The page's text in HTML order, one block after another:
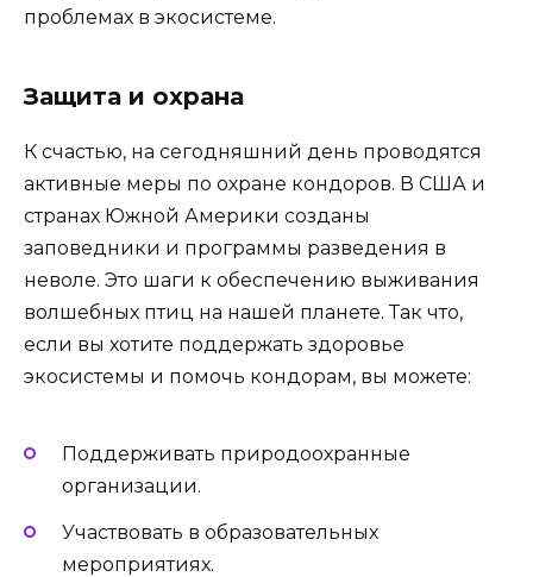
проблемах в экосистеме.
Защита и охрана
К счастью, на сегодняшний день проводятся
активные меры по охране кондоров. В США и
странах Южной Америки созданы
заповедники и программы разведения в
неволе. Это шаги к обеспечению выживания
волшебных птиц на нашей планете. Так что,
если вы хотите поддержать здоровье
экосистемы и помочь кондорам, вы можете:
Поддерживать природоохранные
организации.
Участвовать в образовательных
мероприятиях.